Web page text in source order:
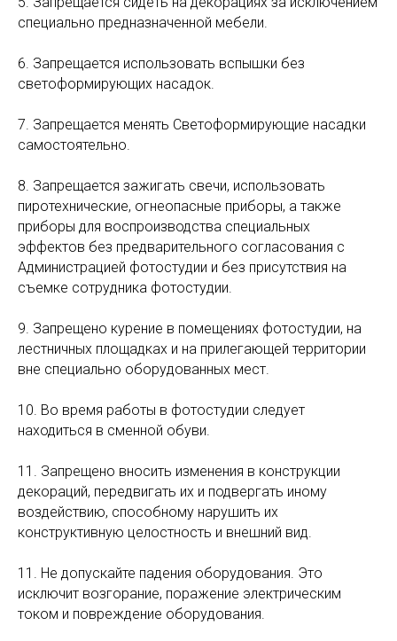
специально предназначенной мебели.
6. Запрещается использовать вспышки без
светоформирующих насадок.
7. Запрещается менять Светоформирующие насадки
самостоятельно.
8. Запрещается зажигать свечи, использовать
пиротехнические, огнеопасные приборы, а также
приборы для воспроизводства специальных
эффектов без предварительного согласования с
Администрацией фотостудии и без присутствия на
съемке сотрудника фотостудии.
9. Запрещено курение в помещениях фотостудии, на
лестничных площадках и на прилегающей территории
вне специально оборудованных мест.
10. Во время работы в фотостудии следует
находиться в сменной обуви.
11. Запрещено вносить изменения в конструкции
декораций, передвигать их и подвергать иному
воздействию, способному нарушить их
конструктивную целостность и внешний вид.
11. Не допускайте падения оборудования. Это
исключит возгорание, поражение электрическим
током и повреждение оборудования.